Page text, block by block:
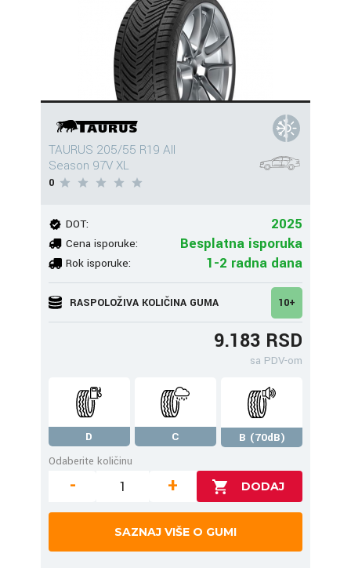
TAURUS 205/55 R19 All
Season 97V XL
0
DOT: 2025
Cena isporuke: Besplatna isporuka
Rok isporuke: 1-2 radna dana
RASPOLOŽIVA KOLIČINA GUMA 10+
9.183 RSD
sa PDV-om
D C
B (70dB)
Odaberite količinu
- +
SAZNAJ VIŠE O GUMI